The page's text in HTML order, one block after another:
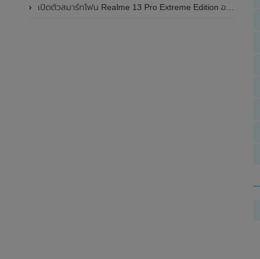
เปิดตัวสมาร์ทโฟน Realme 13 Pro Extreme Edition อย่างเป็นทางการแล้วในประเทศจีน